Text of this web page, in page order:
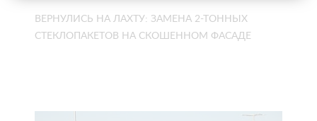
ВЕРНУЛИСЬ НА ЛАХТУ: ЗАМЕНА 2-ТОННЫХ
СТЕКЛОПАКЕТОВ НА СКОШЕННОМ ФАСАДЕ